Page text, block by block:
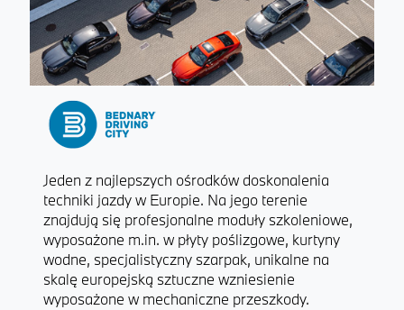
Jeden z najlepszych ośrodków doskonalenia
techniki jazdy w Europie. Na jego terenie
znajdują się profesjonalne moduły szkoleniowe,
wyposażone m.in. w płyty poślizgowe, kurtyny
wodne, specjalistyczny szarpak, unikalne na
skalę europejską sztuczne wzniesienie
wyposażone w mechaniczne przeszkody.